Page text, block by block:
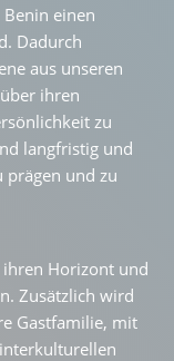
einen
Dadurch
aus unseren
ihren
zu
langfristig und
und zu
Horizont und
Zusätzlich wird
Gastfamilie, mit